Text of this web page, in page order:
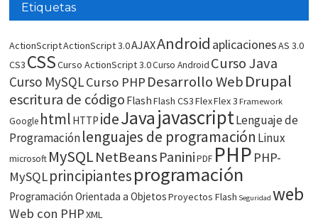
Etiquetas
ActionScriptActionScript 3.0AJAXAndroid aplicacionesAS 3.0
CS3 CSSCurso ActionScript 3.0Curso Android Curso Java
Curso MySQLCurso PHP Desarrollo WebDrupal
escritura de código FlashFlash CS3FlexFlex 3 Framework
Google html HTTP ideJavajavascriptLenguaje de
Programaciónlenguajes de programación Linux
microsoft MySQLNetBeans Panini PDF PHP PHP-
MySQLprincipiantesprogramación
Programación Orientada a ObjetosProyectos Flash Seguridad web
Web con PHPXML